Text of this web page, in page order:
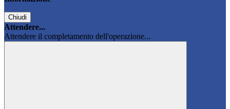
Chiudi
Attendere...
Attendere il completamento dell'operazione...